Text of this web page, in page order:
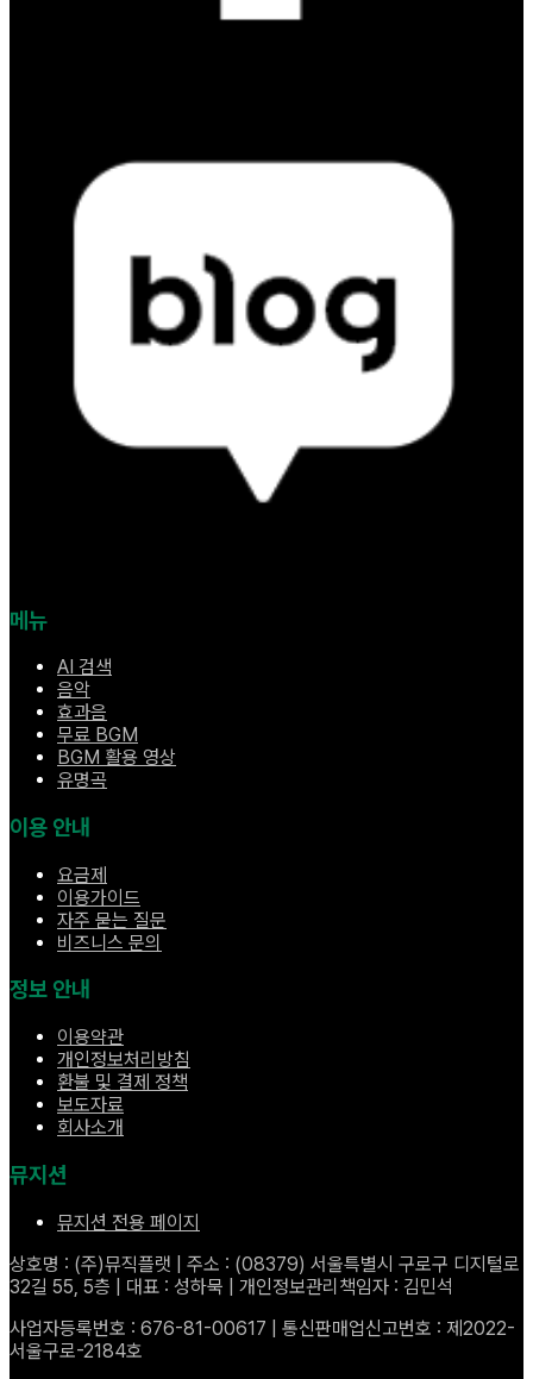
메뉴
AI 검색
음악
효과음
무료 BGM
BGM 활용 영상
유명곡
이용 안내
요금제
이용가이드
자주 묻는 질문
비즈니스 문의
정보 안내
이용약관
개인정보처리방침
환불 및 결제 정책
보도자료
회사소개
뮤지션
뮤지션 전용 페이지
상호명 : (주)뮤직플랫 | 주소 : (08379) 서울특별시 구로구 디지털로
32길 55, 5층 | 대표 : 성하묵 | 개인정보관리책임자 : 김민석
사업자등록번호 : 676-81-00617 | 통신판매업신고번호 : 제2022-
서울구로-2184호